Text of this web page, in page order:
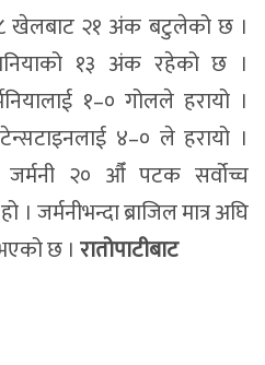
खेलबाट २१ अंक बटुलेको छ ।
१३ अंक रहेको छ ।
१–० गोलले हरायो ।
४–० ले हरायो ।
जर्मनी २० औँ पटक सर्वोच्च
। जर्मनीभन्दा ब्राजिल मात्र अघि
छ । रातोपाटीबाट